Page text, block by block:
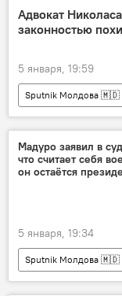
Адвокат
законностью
5 января, 19:59
Sputnik Молдова 🇲🇩
Мадуро заявил в
что считает себя
он остаётся
5 января, 19:34
Sputnik Молдова 🇲🇩